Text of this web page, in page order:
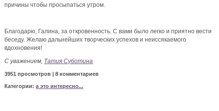
причины чтобы просыпаться утром.
Благодарю, Галина, за откровенность. С вами было легко и приятно вести
беседу. Желаю дальнейших творческих успехов и неиссякаемого
вдохновения!
С уважением, Татия Суботина
3951 просмотров | 8 комментариев
Категории:а это интересно...